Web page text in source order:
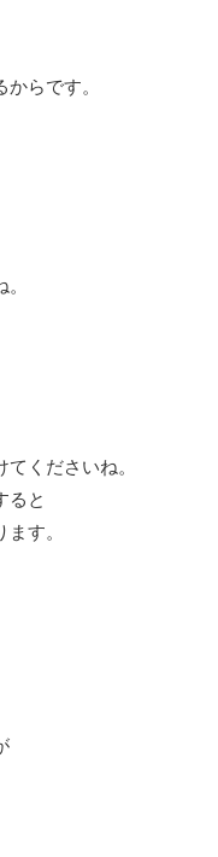
らです。
くださいね。
ると
す。